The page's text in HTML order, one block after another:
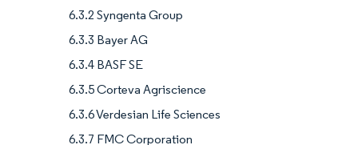
6.3.2 Syngenta Group
6.3.3 Bayer AG
6.3.4 BASF SE
6.3.5 Corteva Agriscience
6.3.6 Verdesian Life Sciences
6.3.7 FMC Corporation